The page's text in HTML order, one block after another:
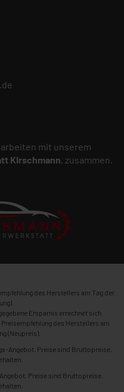
mit unserem
Kirschmann, zusammen.
des Herstellers am Tag der
Ersparnis errechnet sich
des Herstellers am
(Neupreis).
Angebot. Preise sind Bruttopreise.
Preise sind Bruttopreise.